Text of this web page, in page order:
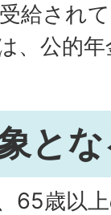
給され
、公的
と
65歳以